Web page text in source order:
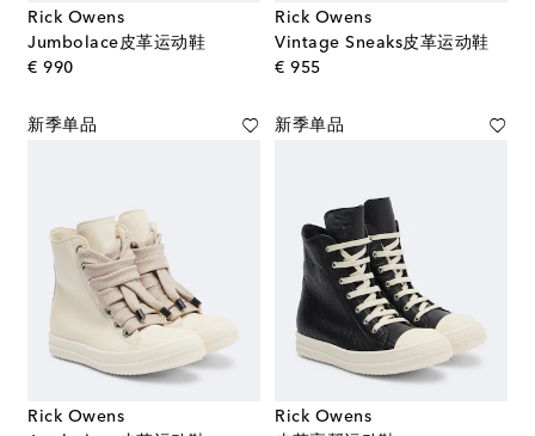
Rick Owens
Jumbolace皮革运动鞋
€ 990original price
Rick Owens
Vintage Sneaks皮革运动鞋
€ 955original price
新季单品
Rick Owens
新季单品
Rick Owens